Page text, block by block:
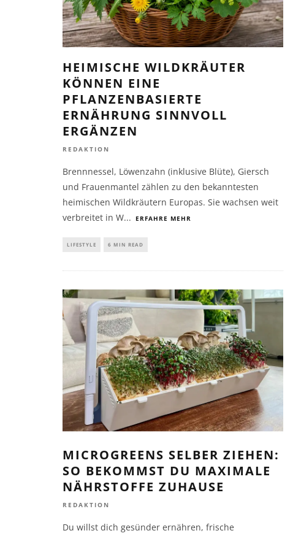
HEIMISCHE WILDKRÄUTER
KÖNNEN EINE
PFLANZENBASIERTE
ERNÄHRUNG SINNVOLL
ERGÄNZEN
REDAKTION
Brennnessel, Löwenzahn (inklusive Blüte), Giersch
und Frauenmantel zählen zu den bekanntesten
heimischen Wildkräutern Europas. Sie wachsen weit
verbreitet in W... ERFAHRE MEHR
LIFESTYLE 6 MIN READ
MICROGREENS SELBER ZIEHEN:
SO BEKOMMST DU MAXIMALE
NÄHRSTOFFE ZUHAUSE
REDAKTION
Du willst dich gesünder ernähren, frische